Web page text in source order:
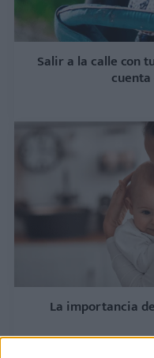
Salir a la calle con
La importancia